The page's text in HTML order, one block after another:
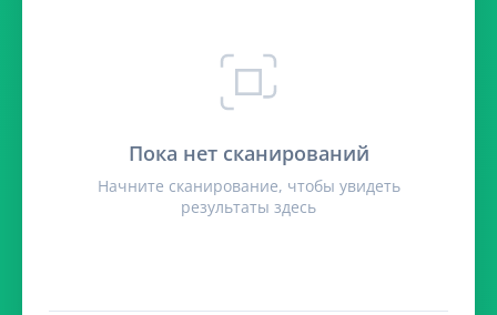
Пока нет сканирований
Начните сканирование, чтобы увидеть
результаты здесь